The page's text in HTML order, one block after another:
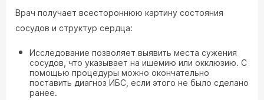
Врач получает всестороннюю картину состояния
сосудов и структур сердца:
Исследование позволяет выявить места сужения
сосудов, что указывает на ишемию или окклюзию. С
помощью процедуры можно окончательно
поставить диагноз ИБС, если этого не было сделано
ранее.